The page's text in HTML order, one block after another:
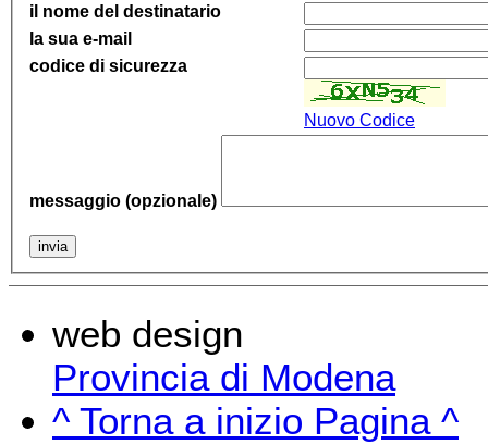
il nome del destinatario
la sua e-mail
codice di sicurezza
Nuovo Codice
messaggio (opzionale)
web design
Provincia di Modena
^ Torna a inizio Pagina ^